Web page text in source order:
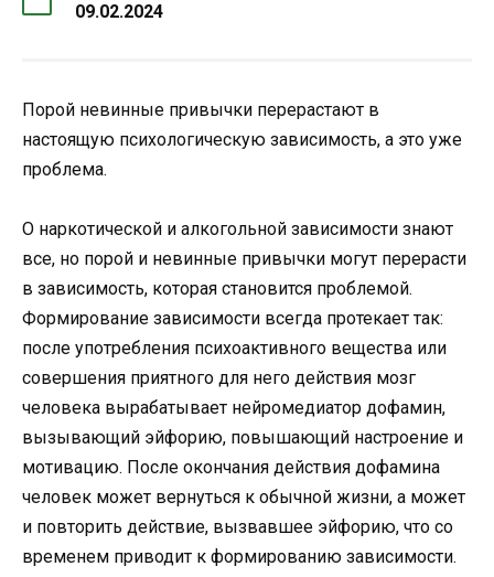
09.02.2024
Порой невинные привычки перерастают в
настоящую психологическую зависимость, а это уже
проблема.
О наркотической и алкогольной зависимости знают
все, но порой и невинные привычки могут перерасти
в зависимость, которая становится проблемой.
Формирование зависимости всегда протекает так:
после употребления психоактивного вещества или
совершения приятного для него действия мозг
человека вырабатывает нейромедиатор дофамин,
вызывающий эйфорию, повышающий настроение и
мотивацию. После окончания действия дофамина
человек может вернуться к обычной жизни, а может
и повторить действие, вызвавшее эйфорию, что со
временем приводит к формированию зависимости.